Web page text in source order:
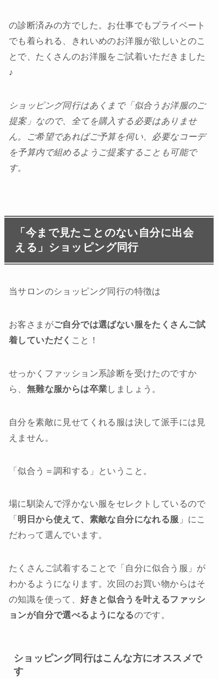
の診断済みの方でした。お仕事でもプライベート
でも着られる、きれいめのお洋服が欲しいとのこ
とで、たくさんのお洋服をご試着いただきました
♪
ショッピング同行はあくまで「似合うお洋服のご
提案」なので、全てを購入する必要はありませ
ん。ご希望であればご予算を伺い、必要なコーデ
を予算内で組めるようご提案することも可能で
す。
「今まで見たことのない自分に出会
える」ショッピング同行
当サロンのショッピング同行の特徴は
お客さまがご自分では選ばない服をたくさんご試
着していただく こと！
せっかくファッション系診断を受けたのですか
ら、 無難な服からは卒業 しましょう。
自分を素敵に見せてくれる服は決して派手には見
えません。
「似合う＝調和する」ということ。
場に馴染んで浮かない服をセレクトしているので
「 明日から使えて、素敵な自分になれる服 」にこ
だわって選んでいます。
たくさんご試着することで「自分に似合う服」が
わかるようになります。次回のお買い物からはそ
の知識を使って、好きと似合うを叶えるファッシ
ョンが自分で選べるようになるのです。
ショッピング同行はこんな方にオススメで
す